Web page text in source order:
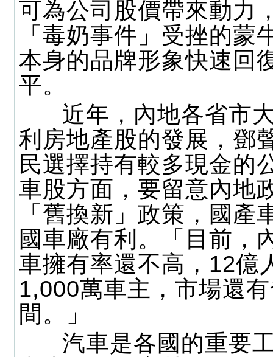
可為公司股價帶來動力
「毒奶事件」受挫的蒙
本身的品牌形象快速回
平。
近年，內地各省市
利房地產股的發展，鄧
民選擇持有較多現金的
車股方面，要留意內地
「舊換新」政策，國產
國車廠有利。「目前，
車擁有率還不高，12億
1,000萬車主，市場還
間。」
汽車是各國的重要